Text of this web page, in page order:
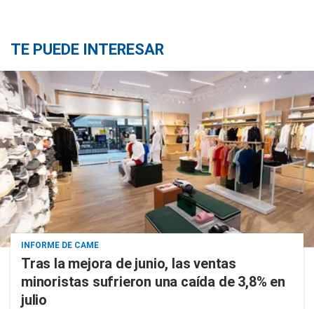
TE PUEDE INTERESAR
INFORME DE CAME
Tras la mejora de junio, las ventas
minoristas sufrieron una caída de 3,8% en
julio